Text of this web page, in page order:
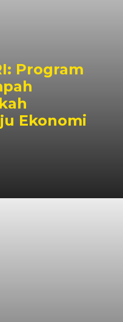
Program
Ekonomi